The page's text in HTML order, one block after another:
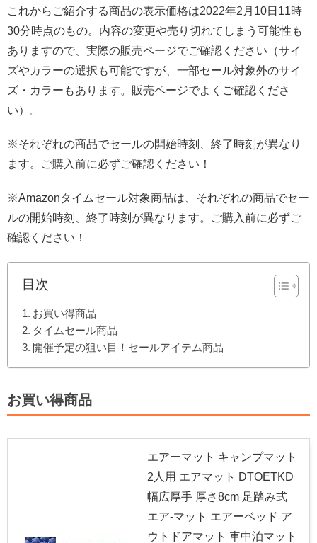
これからご紹介する商品の表示価格は2022年2月10日11時
30分時点のもの。内容の変更や売り切れてしまう可能性も
ありますので、実際の販売ページでご確認ください（サイ
ズやカラーの選択も可能ですが、一部セール対象外のサイ
ズ・カラーもあります。販売ページでよくご確認くださ
い）。
※それぞれの商品でセールの開始時刻、終了時刻が異なり
ます。ご購入前に必ずご確認ください！
※Amazonタイムセール対象商品は、それぞれの商品でセー
ルの開始時刻、終了時刻が異なります。ご購入前に必ずご
確認ください！
目次
お買い得商品
タイムセール商品
開催予定の狙い目！セールアイテム商品
お買い得商品
エアーマット キャンプマット
2人用 エアマット DTOETKD
幅広厚手 厚さ8cm 足踏み式
エア-マット エアーベッド ア
ウトドアマット 車中泊マット